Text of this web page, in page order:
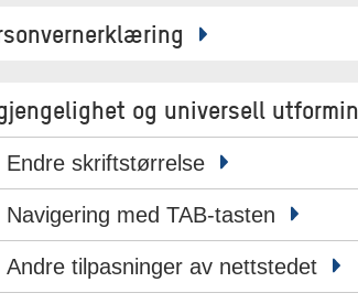
og universell
Endre skriftstørrelse
Navigering med TAB-tasten
Andre tilpasninger av nettstedet